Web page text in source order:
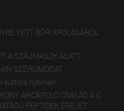
VETT BŐR ÁPOLÁSÁRÓL
A SZÁJMASZK ALATT
SZÉRUMODAT
kultúra nyomán
ARCÁPOLÓ CSALÁD A C-
PEPTIDEK EREJÉT